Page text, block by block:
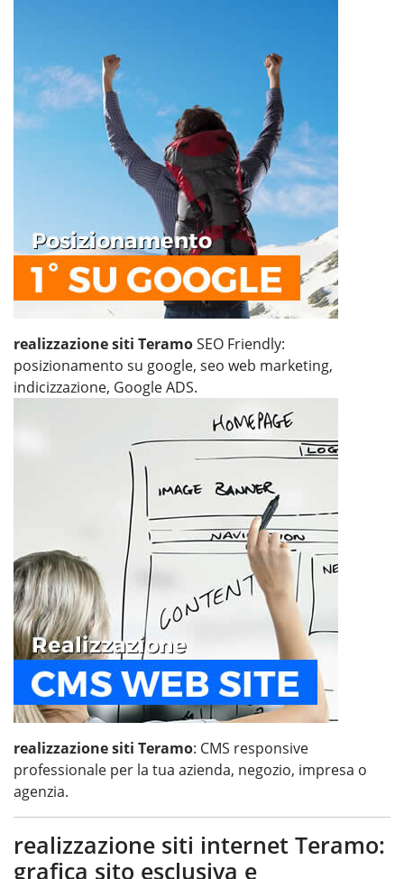
realizzazione siti TeramoSEO Friendly:
posizionamento su google, seo web marketing,
indicizzazione, Google ADS.
realizzazione siti Teramo: CMS responsive
professionale per la tua azienda, negozio, impresa o
agenzia.
realizzazione siti internet Teramo:
grafica sito esclusiva e